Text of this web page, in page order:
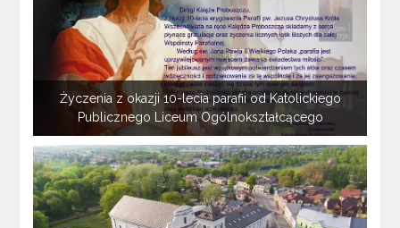
Życzenia z okazji 10-lecia parafii od Katolickiego
Publicznego Liceum Ogólnokształcącego